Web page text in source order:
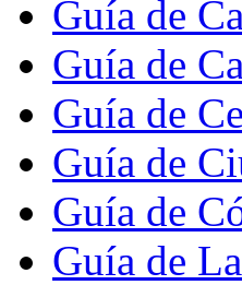
Guía de
Guía de
Guía de
Guía de
Guía de
Guía de